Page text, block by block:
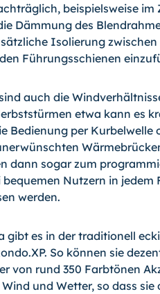
beispielsweise im
Dämmung des
Isolierung
Führungsschienen
auch die
etwa kann es
Bedienung per
dann sogar zum
Nutzern in jedem
werden.
gibt es in der traditionell
So können sie
von rund 350 Farbtönen
und Wetter, so dass